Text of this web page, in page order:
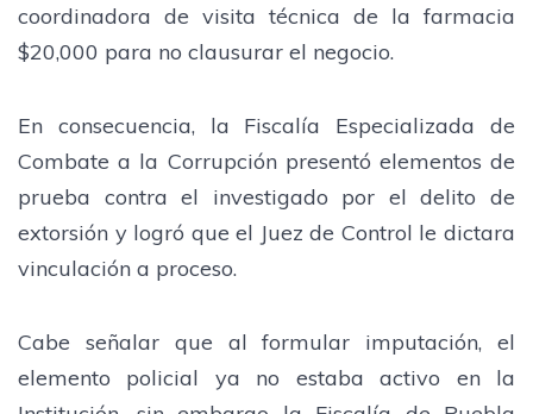
coordinadora de visita técnica de la farmacia
$20,000 para no clausurar el negocio.
En consecuencia, la Fiscalía Especializada de
Combate a la Corrupción presentó elementos de
prueba contra el investigado por el delito de
extorsión y logró que el Juez de Control le dictara
vinculación a proceso.
Cabe señalar que al formular imputación, el
elemento policial ya no estaba activo en la